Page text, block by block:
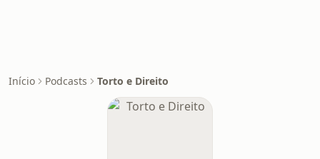
Início Podcasts Torto e Direito